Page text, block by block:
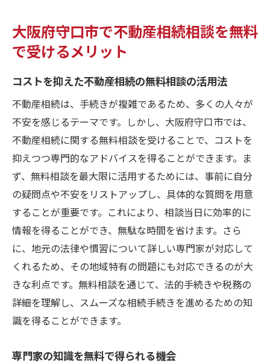
大阪府守口市で不動産相続相談を無料
で受けるメリット
コストを抑えた不動産相続の無料相談の活用法
不動産相続は、手続きが複雑であるため、多くの人々が
不安を感じるテーマです。しかし、大阪府守口市では、
不動産相続に関する無料相談を受けることで、コストを
抑えつつ専門的なアドバイスを得ることができます。ま
ず、無料相談を最大限に活用するためには、事前に自分
の疑問点や不安をリストアップし、具体的な質問を用意
することが重要です。これにより、相談当日に効率的に
情報を得ることができ、無駄な時間を省けます。さら
に、地元の法律や慣習について詳しい専門家が対応して
くれるため、その地域特有の問題にも対応できるのが大
きな利点です。無料相談を通じて、法的手続きや税務の
詳細を理解し、スムーズな相続手続きを進めるための知
識を得ることができます。
専門家の知識を無料で得られる機会